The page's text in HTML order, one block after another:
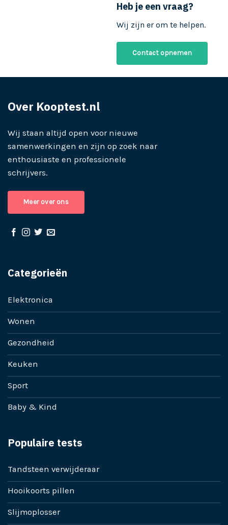
Heb je een vraag?
Wij zijn er om te helpen.
Contact opnemen
Over Kooptest.nl
Wij staan altijd open voor nieuwe
samenwerkingen en zijn op zoek naar
enthousiaste en professionele
schrijvers.
Meer over ons
Categorieën
Elektronica
Wonen
Gezondheid
Keuken
Sport
Baby & Kind
Populaire tests
Tandsteen verwijderaar
Hooikoorts pillen
Slijmoplosser